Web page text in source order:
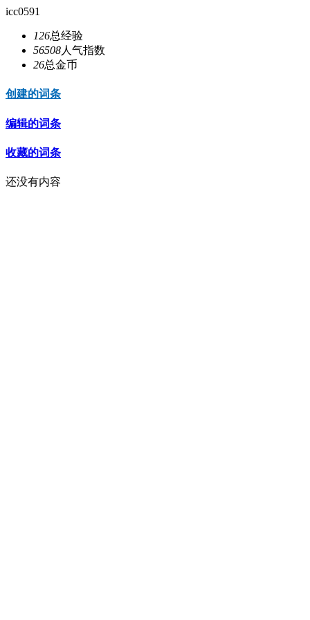
icc0591
126总经验
56508人气指数
26总金币
创建的词条
编辑的词条
收藏的词条
还没有内容